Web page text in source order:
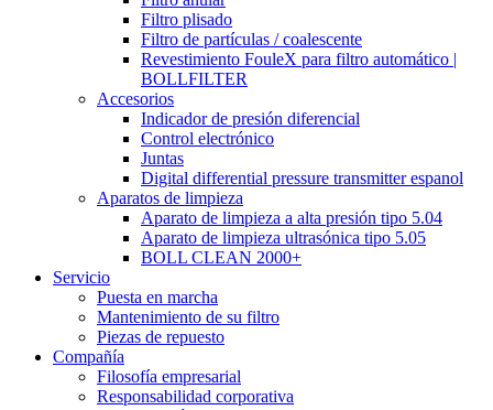
Filtro plisado
Filtro de partículas / coalescente
Revestimiento FouleX para filtro automático |
BOLLFILTER
Accesorios
Indicador de presión diferencial
Control electrónico
Juntas
Digital differential pressure transmitter espanol
Aparatos de limpieza
Aparato de limpieza a alta presión tipo 5.04
Aparato de limpieza ultrasónica tipo 5.05
BOLL CLEAN 2000+
Servicio
Puesta en marcha
Mantenimiento de su filtro
Piezas de repuesto
Compañía
Filosofía empresarial
Responsabilidad corporativa